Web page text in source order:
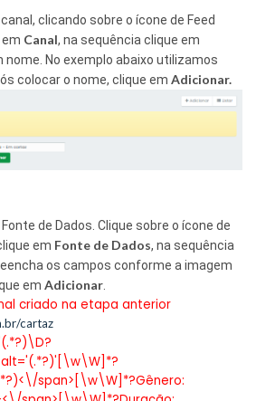
clicando sobre o ícone de Feed
em Canal, na sequência clique em
nome. No exemplo abaixo utilizamos
colocar o nome, clique em Adicionar.
de Dados. Clique sobre o ícone de
em Fonte de Dados, na sequência
os campos conforme a imagem
em Adicionar
criado na etapa anterior
cartaz
span>[\w\W]*?Gênero: